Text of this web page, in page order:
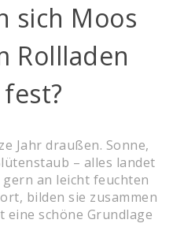
sich Moos
Rollladen
Jahr draußen. Sonne,
– alles landet
an leicht feuchten
bilden sie zusammen
eine schöne Grundlage